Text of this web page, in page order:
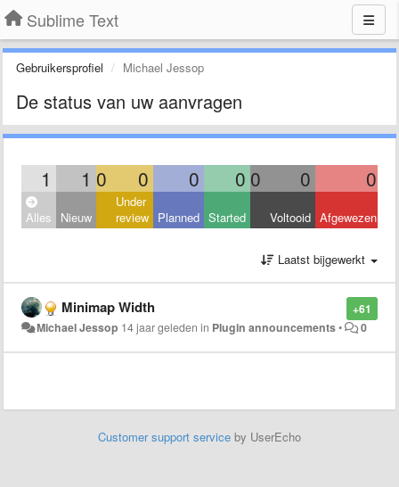
Sublime Text
Gebruikersprofiel Michael Jessop
De status van uw aanvragen
1 1 0 0 0 0 0 0 0
Alles Nieuw
Under
review Planned Started Voltooid Afgewezen
Laatst bijgewerkt
+61
Minimap Width
Michael Jessop 14 jaar geleden in Plugin announcements• 0
Customer support service by UserEcho